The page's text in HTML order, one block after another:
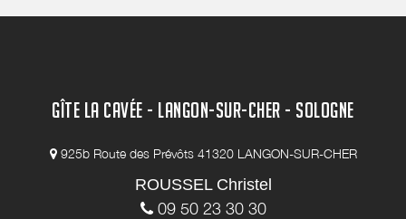
GÎTE LA CAVÉE - LANGON-SUR-CHER - SOLOGNE
925b Route des Prévôts 41320 LANGON-SUR-CHER
ROUSSEL Christel
09 50 23 30 30